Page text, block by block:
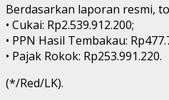
Berdasarkan laporan resmi,
• Cukai: Rp2.539.912.200;
• PPN Hasil Tembakau:
• Pajak Rokok: Rp253.991.220.
(*/Red/LK).